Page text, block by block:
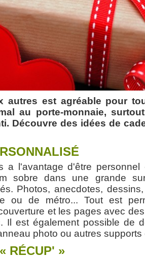
autres est agréable pour
au porte-monnaie,
Découvre des idées de
a l'avantage d'être personnel
sobre dans une grande
Photos, anecdotes,
ou de métro... Tout est
et les pages avec
Il est également possible de
photo ou autres
RÉCUP' »